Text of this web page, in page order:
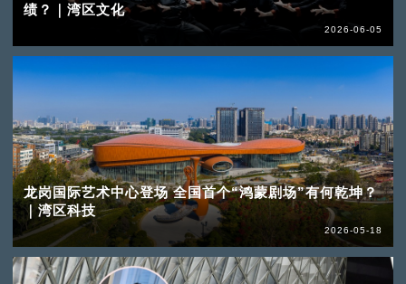
绩？｜湾区文化
2026-06-05
龙岗国际艺术中心登场 全国首个“鸿蒙剧场”有何乾坤？
｜湾区科技
2026-05-18